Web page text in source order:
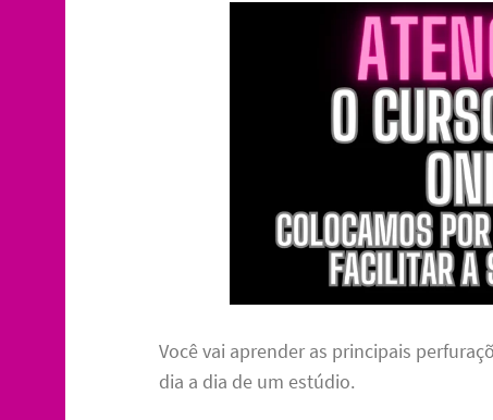
Você vai aprender as principais
dia a dia de um estúdio.